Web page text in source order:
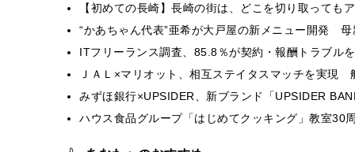
【初めての長崎】長崎の街は、どこを切り取って
“かあちゃん代表”亜希が大戸屋の新メニュー開発
ITフリーランス調査、85.8％が契約・報酬トラブ
ＪＡＬ×マリオット、相互ステイタスマッチを実
みずほ銀行×UPSIDER、新ブランド「UPSIDER
ハウス食品グループ「はじめてクッキング」教室